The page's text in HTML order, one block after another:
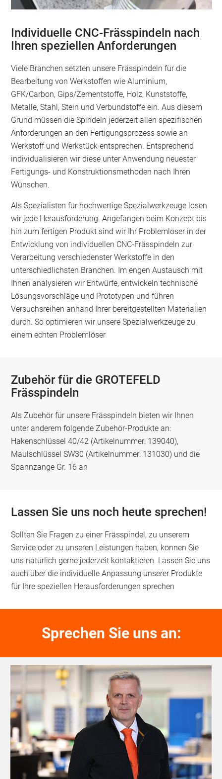
Individuelle CNC-Frässpindeln nach
Ihren speziellen Anforderungen
Viele Branchen setzten unsere Frässpindeln für die
Bearbeitung von Werkstoffen wie Aluminium,
GFK/Carbon, Gips/Zementstoffe, Holz, Kunststoffe,
Metalle, Stahl, Stein und Verbundstoffe ein. Aus diesem
Grund müssen die Spindeln jederzeit allen spezifischen
Anforderungen an den Fertigungsprozess sowie an
Werkstoff und Werkstück entsprechen. Entsprechend
individualisieren wir diese unter Anwendung neuester
Fertigungs- und Konstruktionsmethoden nach Ihren
Wünschen.
Als Spezialisten für hochwertige Spezialwerkzeuge lösen
wir jede Herausforderung. Angefangen beim Konzept bis
hin zum fertigen Produkt sind wir Ihr Problemlöser in der
Entwicklung von individuellen CNC-Frässpindeln zur
Verarbeitung verschiedenster Werkstoffe in den
unterschiedlichsten Branchen. Im engen Austausch mit
Ihnen analysieren wir Entwürfe, entwickeln technische
Lösungsvorschläge und Prototypen und führen
Versuchsreihen anhand Ihrer bereitgestellten Materialien
durch. So optimieren wir unsere Spezialwerkzeuge zu
einem echten Problemlöser
Zubehör für die GROTEFELD
Frässpindeln
Als Zubehör für unsere Frässpindeln bieten wir Ihnen
unter anderem folgende Zubehör-Produkte an:
Hakenschlüssel 40/42 (Artikelnummer: 139040),
Maulschlüssel SW30 (Artikelnummer: 131030) und die
Spannzange Gr. 16 an
Lassen Sie uns noch heute sprechen!
Sollten Sie Fragen zu einer Frässpindel, zu unserem
Service oder zu unseren Leistungen haben, können Sie
uns natürlich gerne jederzeit kontaktieren. Lassen Sie uns
auch über die individuelle Anpassung unserer Produkte
für Ihre speziellen Herausforderungen sprechen
Sprechen Sie uns an: